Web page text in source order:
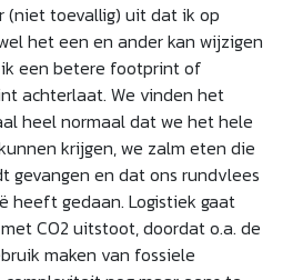
(niet toevallig) uit dat ik op
het een en ander kan wijzigen
een betere footprint of
achterlaat. We vinden het
heel normaal dat we het hele
krijgen, we zalm eten die
gevangen en dat ons rundvlees
heeft gedaan. Logistiek gaat
CO2 uitstoot, doordat o.a. de
maken van fossiele